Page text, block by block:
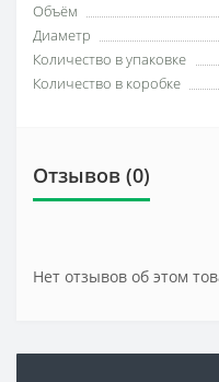
Объём
Диаметр
Количество в упаковке
Количество в коробке
Отзывов (0)
Нет отзывов об этом